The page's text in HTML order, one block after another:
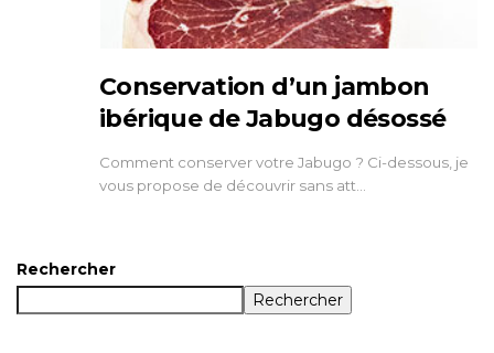
Conservation d’un jambon
ibérique de Jabugo désossé
Comment conserver votre Jabugo ? Ci-dessous, je
vous propose de découvrir sans att…
Rechercher
Rechercher